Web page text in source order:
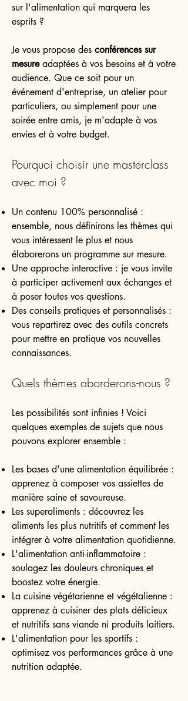
sur l'alimentation qui marquera les
esprits ?
Je vous propose des conférences sur
mesureadaptées à vos besoins et à votre
audience. Que ce soit pour un
événement d'entreprise, un atelier pour
particuliers, ou simplement pour une
soirée entre amis, je m'adapte à vos
envies et à votre budget.
Pourquoi choisir une masterclass
avec moi ?
Un contenu 100% personnalisé :
ensemble, nous définirons les thèmes qui
vous intéressent le plus et nous
élaborerons un programme sur mesure.
Une approche interactive : je vous invite
à participer activement aux échanges et
à poser toutes vos questions.
Des conseils pratiques et personnalisés :
vous repartirez avec des outils concrets
pour mettre en pratique vos nouvelles
connaissances.
Quels thèmes aborderons-nous ?
Les possibilités sont infinies ! Voici
quelques exemples de sujets que nous
pouvons explorer ensemble :
Les bases d'une alimentation équilibrée :
apprenez à composer vos assiettes de
manière saine et savoureuse.
Les superaliments : découvrez les
aliments les plus nutritifs et comment les
intégrer à votre alimentation quotidienne.
L'alimentation anti-inflammatoire :
soulagez les douleurs chroniques et
boostez votre énergie.
La cuisine végétarienne et végétalienne :
apprenez à cuisiner des plats délicieux
et nutritifs sans viande ni produits laitiers.
L'alimentation pour les sportifs :
optimisez vos performances grâce à une
nutrition adaptée.